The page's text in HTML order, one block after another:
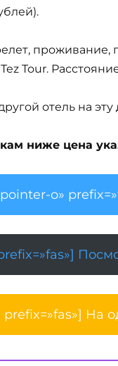
Tour.
отель на эту
ниже цена
o»
На